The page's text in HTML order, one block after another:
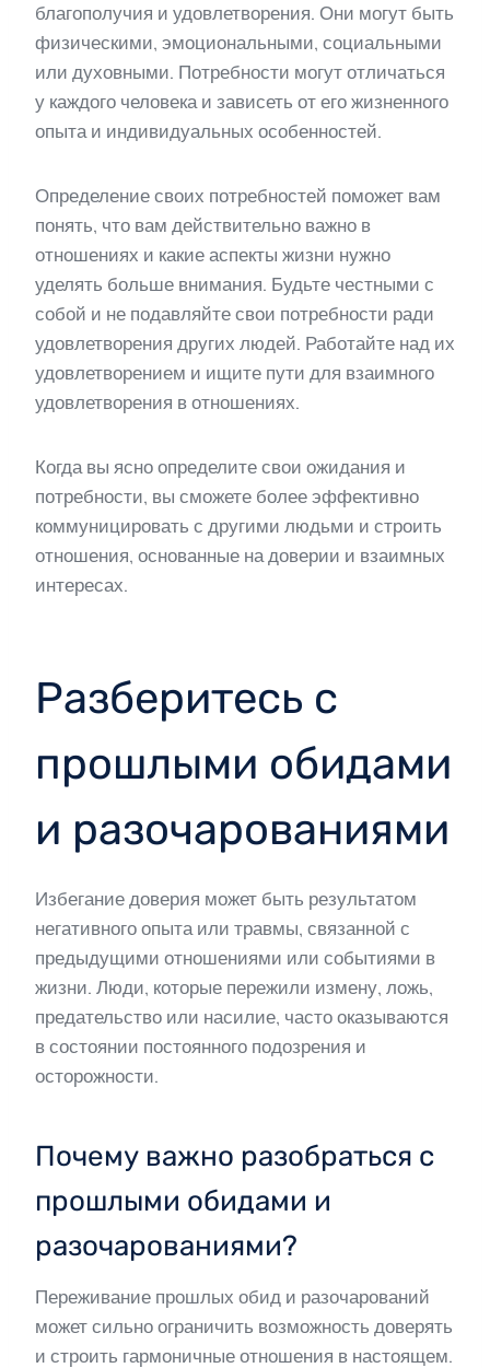
благополучия и удовлетворения. Они могут быть
физическими, эмоциональными, социальными
или духовными. Потребности могут отличаться
у каждого человека и зависеть от его жизненного
опыта и индивидуальных особенностей.
Определение своих потребностей поможет вам
понять, что вам действительно важно в
отношениях и какие аспекты жизни нужно
уделять больше внимания. Будьте честными с
собой и не подавляйте свои потребности ради
удовлетворения других людей. Работайте над их
удовлетворением и ищите пути для взаимного
удовлетворения в отношениях.
Когда вы ясно определите свои ожидания и
потребности, вы сможете более эффективно
коммуницировать с другими людьми и строить
отношения, основанные на доверии и взаимных
интересах.
Разберитесь с
прошлыми обидами
и разочарованиями
Избегание доверия может быть результатом
негативного опыта или травмы, связанной с
предыдущими отношениями или событиями в
жизни. Люди, которые пережили измену, ложь,
предательство или насилие, часто оказываются
в состоянии постоянного подозрения и
осторожности.
Почему важно разобраться с
прошлыми обидами и
разочарованиями?
Переживание прошлых обид и разочарований
может сильно ограничить возможность доверять
и строить гармоничные отношения в настоящем.